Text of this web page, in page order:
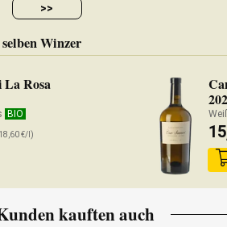
>>
Winzer
La Rosa
BIO
€/l)
kauften auch